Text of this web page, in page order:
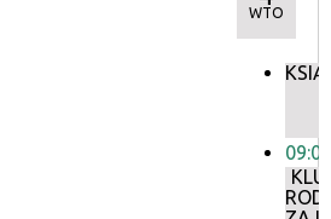
WTO
09:00